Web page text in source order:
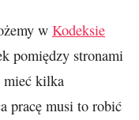
w Kodeksie
pomiędzy stronami
mieć kilka
pracę musi to robić